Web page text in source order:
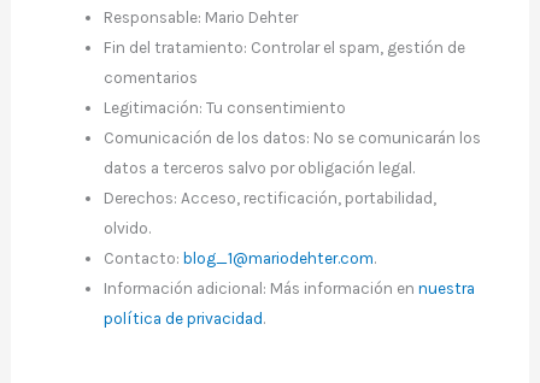
Responsable: Mario Dehter
Fin del tratamiento: Controlar el spam, gestión de
comentarios
Legitimación: Tu consentimiento
Comunicación de los datos: No se comunicarán los
datos a terceros salvo por obligación legal.
Derechos: Acceso, rectificación, portabilidad,
olvido.
Contacto: blog_1@mariodehter.com.
Información adicional: Más información ennuestra
política de privacidad .